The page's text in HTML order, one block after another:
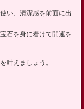
い、清潔感を前面に出
石を身に着けて開運を
叶えましょう。